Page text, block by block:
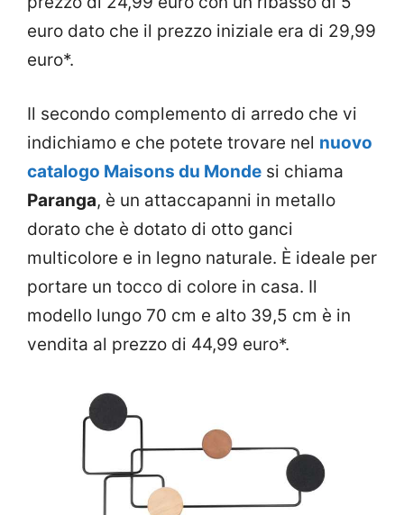
euro dato che il prezzo iniziale era di 29,99
euro*.
Il secondo complemento di arredo che vi
indichiamo e che potete trovare nel nuovo
catalogo Maisons du Monde si chiama
Paranga, è un attaccapanni in metallo
dorato che è dotato di otto ganci
multicolore e in legno naturale. È ideale per
portare un tocco di colore in casa. Il
modello lungo 70 cm e alto 39,5 cm è in
vendita al prezzo di 44,99 euro*.